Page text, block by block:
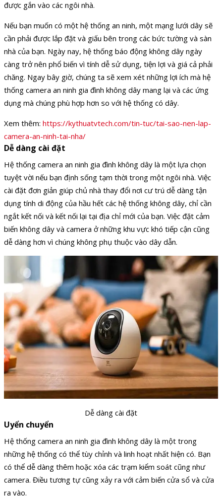
được gắn vào các ngôi nhà.
Nếu bạn muốn có một hệ thống an ninh, một mạng lưới dây sẽ
cần phải được lắp đặt và giấu bên trong các bức tường và sàn
nhà của bạn. Ngày nay, hệ thống báo động không dây ngày
càng trở nên phổ biến vì tính dễ sử dụng, tiện lợi và giá cả phải
chăng. Ngay bây giờ, chúng ta sẽ xem xét những lợi ích mà hệ
thống camera an ninh gia đình không dây mang lại và các ứng
dụng mà chúng phù hợp hơn so với hệ thống có dây.
Xem thêm: https://kythuatvtech.com/tin-tuc/tai-sao-nen-lap-
camera-an-ninh-tai-nha/
Dễ dàng cài đặt
Hệ thống camera an ninh gia đình không dây là một lựa chọn
tuyệt vời nếu bạn định sống tạm thời trong một ngôi nhà. Việc
cài đặt đơn giản giúp chủ nhà thay đổi nơi cư trú dễ dàng tận
dụng tính di động của hầu hết các hệ thống không dây, chỉ cần
ngắt kết nối và kết nối lại tại địa chỉ mới của bạn. Việc đặt cảm
biến không dây và camera ở những khu vực khó tiếp cận cũng
dễ dàng hơn vì chúng không phụ thuộc vào dây dẫn.
Dễ dàng cài đặt
Uyển chuyển
Hệ thống camera an ninh gia đình không dây là một trong
những hệ thống có thể tùy chỉnh và linh hoạt nhất hiện có. Bạn
có thể dễ dàng thêm hoặc xóa các trạm kiểm soát cũng như
camera. Điều tương tự cũng xảy ra với cảm biến cửa sổ và cửa
ra vào.